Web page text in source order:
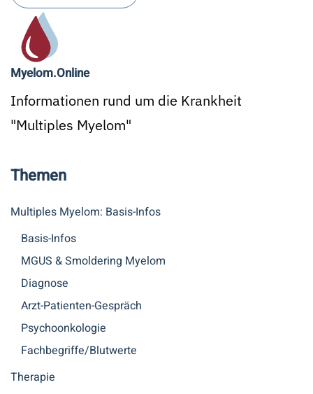
Myelom.Online
Informationen rund um die Krankheit
"Multiples Myelom"
Themen
Multiples Myelom: Basis-Infos
Basis-Infos
MGUS & Smoldering Myelom
Diagnose
Arzt-Patienten-Gespräch
Psychoonkologie
Fachbegriffe/Blutwerte
Therapie